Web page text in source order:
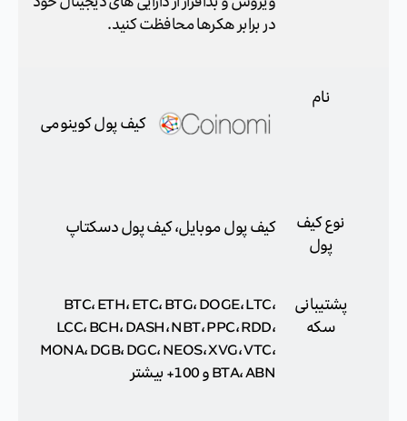
در برابر هکرها محافظت کنید.
نام
کیف پول کوینومی
نوع کیف
پول
کیف پول موبایل، کیف پول دسکتاپ
پشتیبانی
سکه
BTC، ETH، ETC، BTG، DOGE، LTC،
LCC، BCH، DASH، NBT، PPC، RDD،
MONA، DGB، DGC، NEOS، XVG، VTC،
BTA، ABN و 100+ بیشتر